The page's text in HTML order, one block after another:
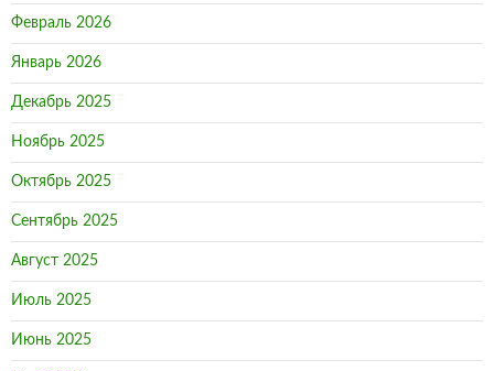
Февраль 2026
Январь 2026
Декабрь 2025
Ноябрь 2025
Октябрь 2025
Сентябрь 2025
Август 2025
Июль 2025
Июнь 2025